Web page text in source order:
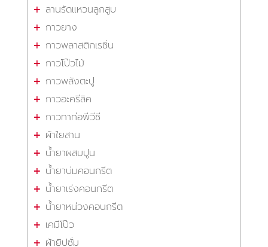
ลานรัดแหวนลูกสูบ
กาวยาง
กาวพลาสติกเรซิ่น
กาวโป๊วไม้
กาวพลังตะปู
กาวอะครีลิค
กาวทาท่อพีวีซี
ผ้าใยสาน
น้ำยาผสมปูน
น้ำยาบ่มคอนกรีต
น้ำยาเร่งคอนกรีต
น้ำยาหน่วงคอนกรีต
เคมีโป๊ว
ผ้ายิปซั่ม